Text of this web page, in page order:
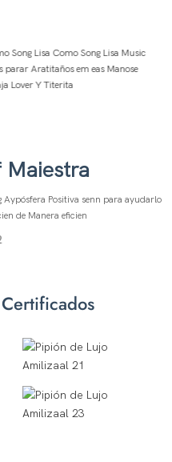
Song Lisa Como Song Lisa Music
parar Aratitaños em eas Manose
Lover Y Titerita
Maiestra
Positiva senn para ayudarlo
de Manera eficien